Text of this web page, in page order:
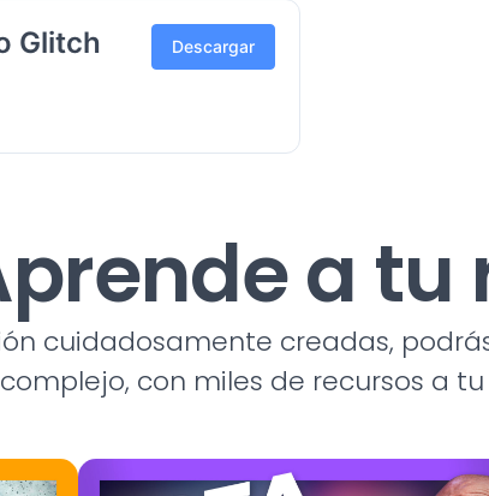
Glitch
Descargar
a tu
cuidadosamente creadas,
complejo, con miles de recursos a